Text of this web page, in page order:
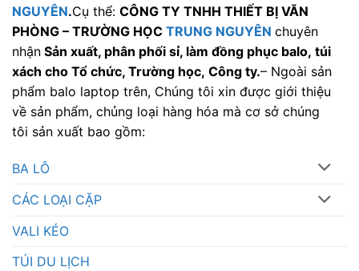
NGUYÊN.Cụ thể: CÔNG TY TNHH THIẾT BỊ VĂN
PHÒNG – TRƯỜNG HỌC TRUNG NGUYÊN chuyên
nhận Sản xuất, phân phối sỉ, làm đồng phục balo, túi
xách cho Tổ chức, Trường học, Công ty.– Ngoài sản
phẩm balo laptop trên, Chúng tôi xin được giới thiệu
về sản phẩm, chủng loại hàng hóa mà cơ sở chúng
tôi sản xuất bao gồm:
BA LÔ
CÁC LOẠI CẶP
VALI KÉO
TÚI DU LỊCH